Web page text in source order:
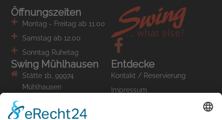
Öffnungszeiten
Montag - Freitag ab 11.00
Samstag ab 12.00
Sonntag Ruhetag
Entdecke
Kontakt / Reservierung
Impressum
Swing Mühlhausen
Stätte 1b, 99974
Mühlhausen
info (at) swing-